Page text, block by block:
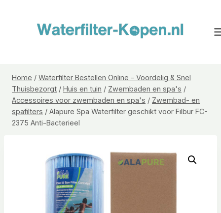
Home / Waterfilter Bestellen Online – Voordelig & Snel
Thuisbezorgt / Huis en tuin / Zwembaden en spa's /
Accessoires voor zwembaden en spa's / Zwembad- en
spafilters / Alapure Spa Waterfilter geschikt voor Filbur FC-
2375 Anti-Bacterieel